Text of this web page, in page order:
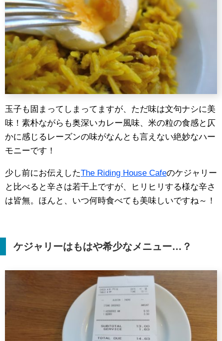
玉子も固まってしまってますが、ただ味は文句ナシに美
味！素朴ながらも奥深いカレー風味、米の粒の食感と仄
かに感じるレーズンの味がなんとも言えない絶妙なハー
モニーです！
少し前にお伝えしたThe Riding House Cafeのケジャリー
と比べると辛さは若干上ですが、ヒリヒリする様な辛さ
は皆無。ほんと、いつ何時食べても美味しいですね～！
ケジャリーはもはや希少なメニュー…？